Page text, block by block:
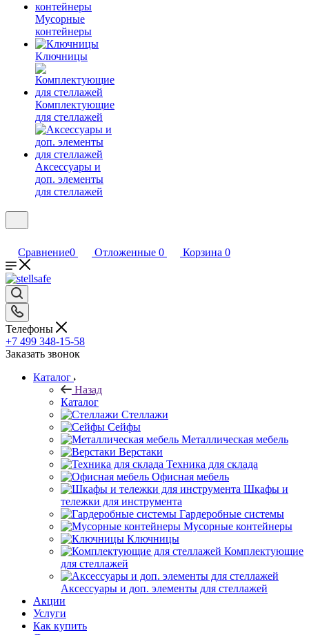
Мусорные
контейнеры
Ключницы
Комплектующие
для стеллажей
Аксессуары и
доп. элементы
для стеллажей
Сравнение0 Отложенные 0 Корзина 0
Телефоны
+7 499 348-15-58
Заказать звонок
Каталог
Назад
Каталог
Стеллажи
Сейфы
Металлическая мебель
Верстаки
Техника для склада
Офисная мебель
Шкафы и
тележки для инструмента
Гардеробные системы
Мусорные контейнеры
Ключницы
Комплектующие
для стеллажей
Аксессуары и доп. элементы для стеллажей
Акции
Услуги
Как купить